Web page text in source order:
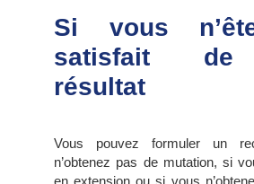
Si vous
satisfait
résultat
Vous pouvez formuler un
n’obtenez pas de mutation, si
en extension ou si vous